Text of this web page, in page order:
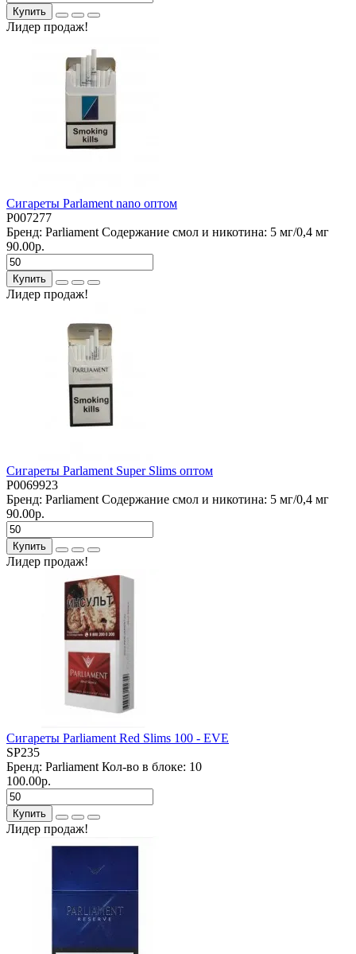
Купить
Лидер продаж!
Сигареты Parlament nano оптом
P007277
Бренд: Parliament Содержание смол и никотина: 5 мг/0,4 мг
90.00р.
Купить
Лидер продаж!
Сигареты Parlament Super Slims оптом
P0069923
Бренд: Parliament Содержание смол и никотина: 5 мг/0,4 мг
90.00р.
Купить
Лидер продаж!
Сигареты Parliament Red Slims 100 - EVE
SP235
Бренд: Parliament Кол-во в блоке: 10
100.00р.
Купить
Лидер продаж!